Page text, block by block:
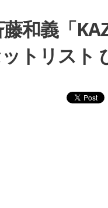
和義「
トリスト